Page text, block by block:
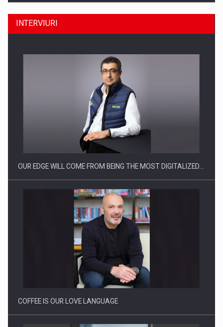
Producatorii si comerciantii care nu se supun noilor
Proteinmaxxing and the Future of Protein Demand
INTERVIURI
OUR EDGE WILL COME FROM BEING THE MOST DIGITALIZED…
COFFEE IS OUR LOVE LANGUAGE